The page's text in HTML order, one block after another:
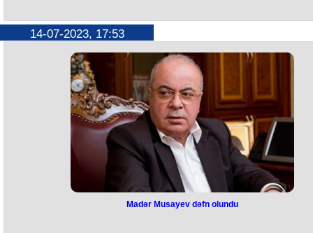
verdi
Nizami rayonu, Pəhləvan Fərzəliyev küçəsində neft kəmərlərinin
ətrafındakı quru ot və kol-kosdan ibarət sahədə yanğın baş verməsi
barədə məlumat daxil olub.
FHN-dən verilən xəbərə görə, dərhal əraziyə FHN-in Dövlət
Mühafizə Xidmətinin qüvvələri cəlb olunub.
Əməliyyat şəraitinə uyğun olaraq yanğınsöndürənlər tərəfindən
keçirilmiş operativ tədbirlər sayəsində yanğın genişlənməsinə, o
cümlədən yaxınlıqdan keçən neft kəmərlərinə və elektrik naqillərinə
keçməsinə imkan verilmədən qısa müddətdə söndürülüb.
Yanğın nəticəsində yol kənarında 250m² sahədə quru ot və kol-kos
Yaxınlıqdan keçən neft kəmərləri və elektrik xətləri yanğından
olunub.
14-07-2023, 17:53
Madər Musayev dəfn olundu